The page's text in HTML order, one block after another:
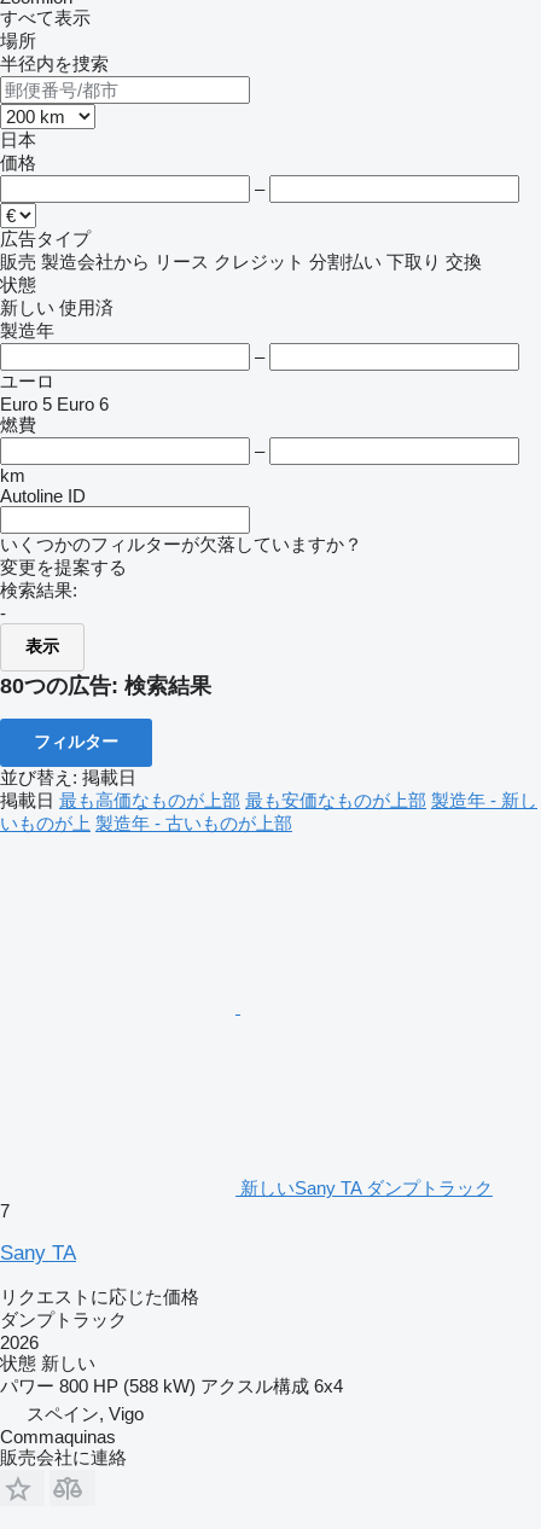
すべて表示
場所
半径内を捜索
日本
価格
–
広告タイプ
販売 製造会社から リース クレジット 分割払い 下取り 交換
状態
新しい 使用済
製造年
–
ユーロ
Euro 5 Euro 6
燃費
–
km
Autoline ID
いくつかのフィルターが欠落していますか？
変更を提案する
検索結果:
-
表示
80つの広告: 検索結果
フィルター
並び替え : 掲載日
掲載日 最も高価なものが上部 最も安価なものが上部 製造年 - 新し
いものが上 製造年 - 古いものが上部
新しいSany TA ダンプトラック
7
Sany TA
リクエストに応じた価格
ダンプトラック
2026
状態 新しい
パワー 800 HP (588 kW) アクスル構成 6x4
スペイン, Vigo
Commaquinas
販売会社に連絡